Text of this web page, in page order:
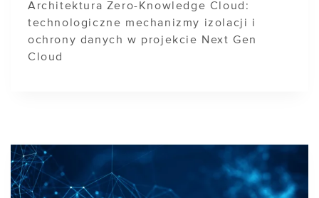
Architektura Zero-Knowledge Cloud:
technologiczne mechanizmy izolacji i
ochrony danych w projekcie Next Gen
Cloud